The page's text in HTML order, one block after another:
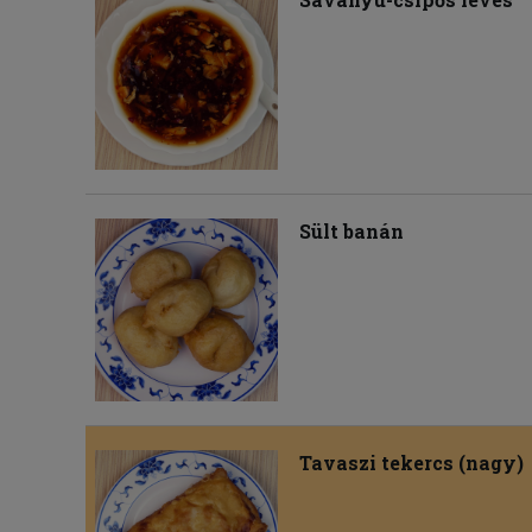
Sült banán
Tavaszi tekercs (nagy)